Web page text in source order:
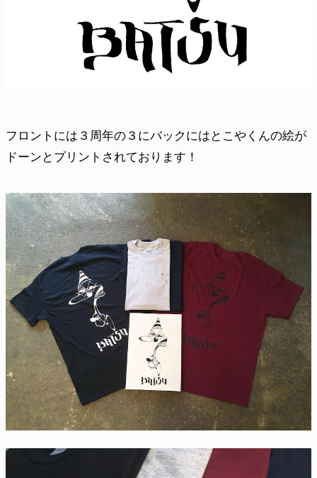
フロントには３周年の３にバックにはとこやくんの絵が
ドーンとプリントされております！